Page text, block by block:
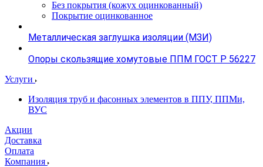
Без покрытия (кожух оцинкованный)
Покрытие оцинкованное
Металлическая заглушка изоляции (МЗИ)
Опоры скользящие хомутовые ППМ ГОСТ Р 56227
Услуги
Изоляция труб и фасонных элементов в ППУ, ППМи,
ВУС
Акции
Доставка
Оплата
Компания